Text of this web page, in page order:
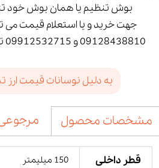
بوش تنظیم یا همان بوش خود
جهت خرید و یا استعلام قیمت می
09128438810 و 09912532715 تماس حاصل فرمایید.
به دلیل نوسانات قیمت ارز
مشخصات محصول مرجوعی
قطر داخلی 150 میلیمتر